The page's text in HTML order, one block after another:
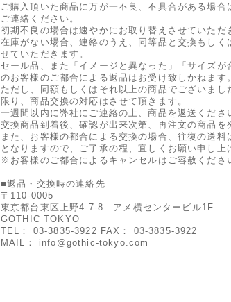
ご購入頂いた商品に万が一不良、不具合がある場合
ご連絡ください。
初期不良の場合は速やかにお取り替えさせていただ
在庫がない場合、連絡のうえ、同等品と交換もしく
せていただきます。
セール品、また「イメージと異なった」「サイズが
のお客様のご都合による返品はお受け致しかねます。
ただし、同額もしくはそれ以上の商品でございまし
限り、商品交換の対応はさせて頂きます。
一週間以内に弊社にご連絡の上、商品を返送くださ
交換商品到着後、確認が出来次第、再注文の商品を
また、お客様の都合による交換の場合、往復の送料
となりますので、ご了承の程、宜しくお願い申し上
※お客様のご都合によるキャンセルはご容赦くださ
■返品・交換時の連絡先
〒110-0005
東京都台東区上野4-7-8 アメ横センタービル1F
GOTHIC TOKYO
TEL： 03-3835-3922 FAX： 03-3835-3922
MAIL： info@gothic-tokyo.com